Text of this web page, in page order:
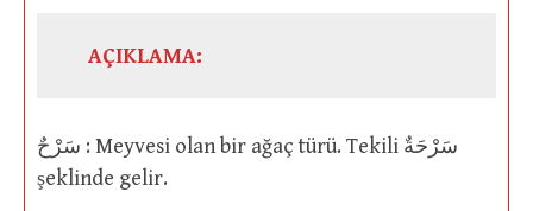
AÇIKLAMA:
سَرْحٌ : Meyvesi olan bir ağaç türü. Tekili سَرْحَةٌ
şeklinde gelir.